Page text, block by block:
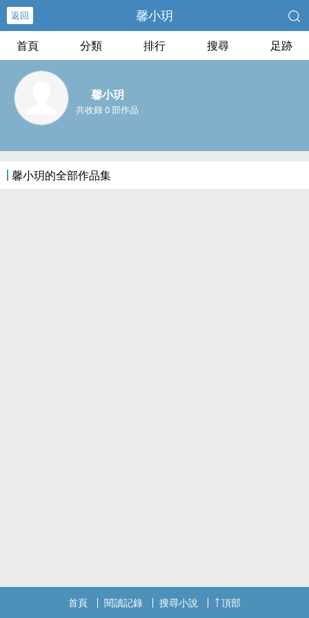
返回 馨小玥
首頁 分類 排行 搜尋 足跡
馨小玥
共收錄 0 部作品
馨小玥的全部作品集
首頁 閱讀記錄 搜尋小說 頂部